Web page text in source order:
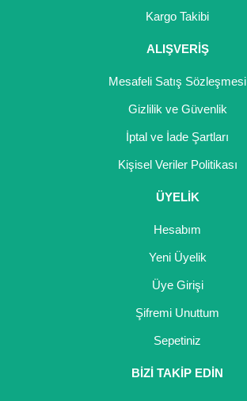
Kargo Takibi
ALIŞVERİŞ
Mesafeli Satış Sözleşmesi
Gizlilik ve Güvenlik
İptal ve İade Şartları
Kişisel Veriler Politikası
ÜYELİK
Hesabım
Yeni Üyelik
Üye Girişi
Şifremi Unuttum
Sepetiniz
BİZİ TAKİP EDİN